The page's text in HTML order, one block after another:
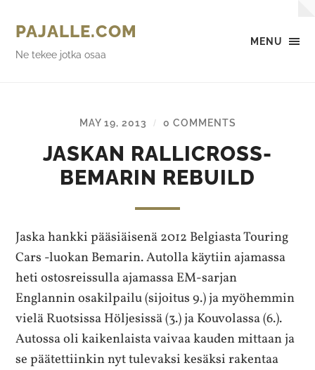
MENU
PAJALLE.COM
Ne tekee jotka osaa
MAY 19, 2013 / 0 COMMENTS
JASKAN RALLICROSS-
BEMARIN REBUILD
Jaska hankki pääsiäisenä 2012 Belgiasta Touring
Cars -luokan Bemarin. Autolla käytiin ajamassa
heti ostosreissulla ajamassa EM-sarjan
Englannin osakilpailu (sijoitus 9.) ja myöhemmin
vielä Ruotsissa Höljesissä (3.) ja Kouvolassa (6.).
Autossa oli kaikenlaista vaivaa kauden mittaan ja
se päätettiinkin nyt tulevaksi kesäksi rakentaa